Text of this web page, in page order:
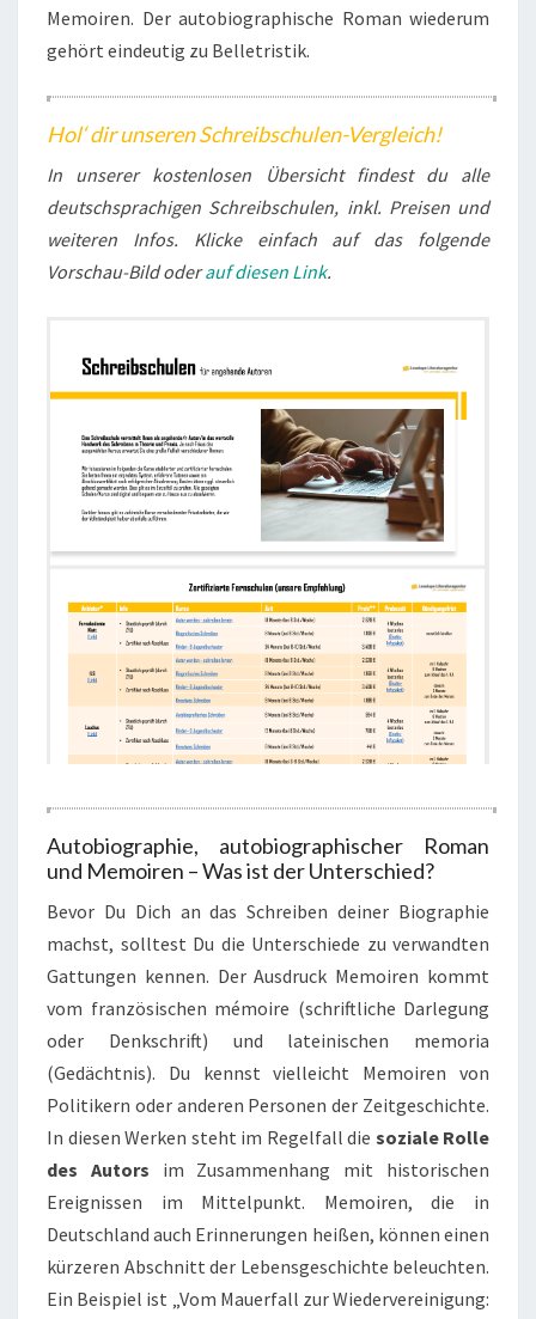
Memoiren. Der autobiographische Roman wiederum
gehört eindeutig zu Belletristik.
Hol‘ dir unseren Schreibschulen-Vergleich!
In unserer kostenlosen Übersicht findest du alle
deutschsprachigen Schreibschulen, inkl. Preisen und
weiteren Infos.
Klicke einfach auf das folgende
Vorschau-Bild oderauf diesen Link.
Autobiographie, autobiographischer Roman
und Memoiren – Was ist der Unterschied?
Bevor Du Dich an das Schreiben deiner Biographie
machst, solltest Du die Unterschiede zu verwandten
Gattungen kennen. Der Ausdruck Memoiren kommt
vom französischen mémoire (schriftliche Darlegung
oder Denkschrift) und lateinischen memoria
(Gedächtnis). Du kennst vielleicht Memoiren von
Politikern oder anderen Personen der Zeitgeschichte.
In diesen Werken steht im Regelfall die soziale Rolle
des Autors im Zusammenhang mit historischen
Ereignissen im Mittelpunkt. Memoiren, die in
Deutschland auch Erinnerungen heißen, können einen
kürzeren Abschnitt der Lebensgeschichte beleuchten.
Ein Beispiel ist „Vom Mauerfall zur Wiedervereinigung: